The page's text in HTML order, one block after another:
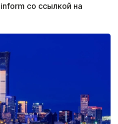
со ссылкой на